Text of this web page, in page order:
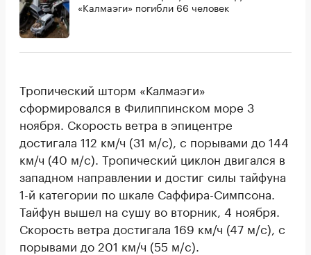
«Калмаэги» погибли 66 человек
Тропический шторм «Калмаэги»
сформировался в Филиппинском море 3
ноября. Скорость ветра в эпицентре
достигала 112 км/ч (31 м/c), с порывами до 144
км/ч (40 м/c). Тропический циклон двигался в
западном направлении и достиг силы тайфуна
1-й категории по шкале Саффира-Симпсона.
Тайфун вышел на сушу во вторник, 4 ноября.
Скорость ветра достигала 169 км/ч (47 м/c), c
порывами до 201 км/ч (55 м/c).